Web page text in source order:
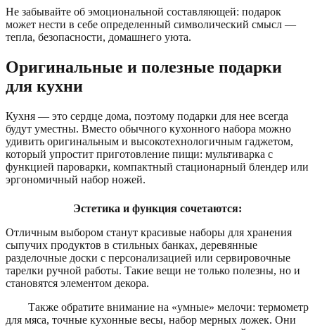
Не забывайте об эмоциональной составляющей: подарок
может нести в себе определенный символический смысл —
тепла, безопасности, домашнего уюта.
Оригинальные и полезные подарки
для кухни
Кухня — это сердце дома, поэтому подарки для нее всегда
будут уместны. Вместо обычного кухонного набора можно
удивить оригинальным и высокотехнологичным гаджетом,
который упростит приготовление пищи: мультиварка с
функцией пароварки, компактный стационарный блендер или
эргономичный набор ножей.
Эстетика и функция сочетаются:
Отличным выбором станут красивые наборы для хранения
сыпучих продуктов в стильных банках, деревянные
разделочные доски с персонализацией или сервировочные
тарелки ручной работы. Такие вещи не только полезны, но и
становятся элементом декора.
Также обратите внимание на «умные» мелочи: термометр
для мяса, точные кухонные весы, набор мерных ложек. Они